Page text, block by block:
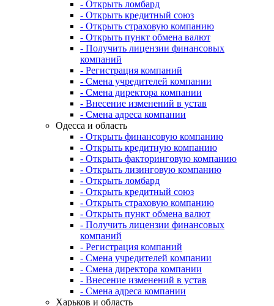
- Открыть ломбард
- Открыть кредитный союз
- Открыть страховую компанию
- Открыть пункт обмена валют
- Получить лицензии финансовых
компаний
- Регистрация компаний
- Смена учредителей компании
- Смена директора компании
- Внесение изменений в устав
- Смена адреса компании
Одесса и область
- Открыть финансовую компанию
- Открыть кредитную компанию
- Открыть факторинговую компанию
- Открыть лизинговую компанию
- Открыть ломбард
- Открыть кредитный союз
- Открыть страховую компанию
- Открыть пункт обмена валют
- Получить лицензии финансовых
компаний
- Регистрация компаний
- Смена учредителей компании
- Смена директора компании
- Внесение изменений в устав
- Смена адреса компании
Харьков и область